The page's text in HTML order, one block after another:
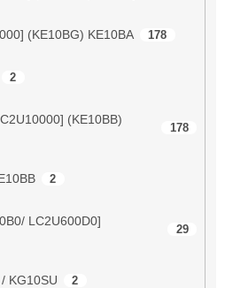
(KE10BG) KE10BA 178
2
(KE10BB)
178
2
LC2U600D0]
29
KG10SU 2